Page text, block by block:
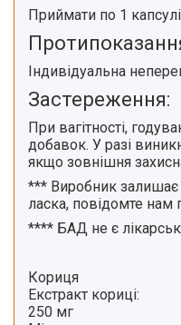
Приймати по 1 капсулі
Індивідуальна
Застереження:
При вагітності,
добавок. У разі
якщо зовнішня
*** Виробник залишає
ласка, повідомте нам
**** БАД не є
Кориця
Екстракт кориці:
250 мг